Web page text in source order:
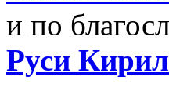
и по
Руси